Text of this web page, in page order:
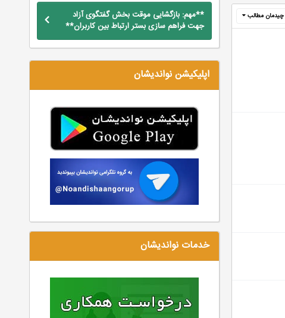
چیدمان مطالب
**مهم: بازگشایی موقت بخش گفتگوی آزاد
جهت فراهم سازی بستر ارتباط بین کاربران**
اپلیکیشن نواندیشان
خدمات نواندیشان